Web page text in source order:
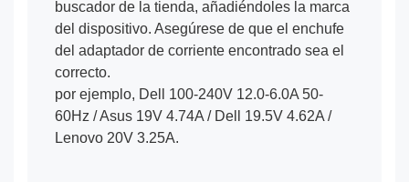
buscador de la tienda, añadiéndoles la marca
del dispositivo. Asegúrese de que el enchufe
del adaptador de corriente encontrado sea el
correcto.
por ejemplo, Dell 100-240V 12.0-6.0A 50-
60Hz / Asus 19V 4.74A / Dell 19.5V 4.62A /
Lenovo 20V 3.25A.